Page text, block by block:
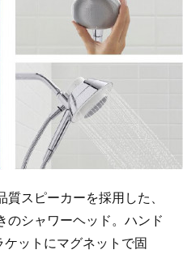
質スピーカーを採用した、
のシャワーヘッド。ハンド
ットにマグネットで固